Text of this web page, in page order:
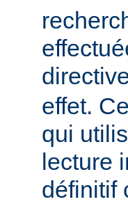
effet.
qui
lecture
définitif